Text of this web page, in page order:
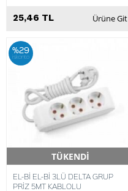
25,46 TL Ürüne Git
%29
iskonto
TÜKENDİ
Hızlı Teslimat
EL-Bİ EL-Bİ 3LÜ DELTA GRUP
PRİZ 5MT KABLOLU